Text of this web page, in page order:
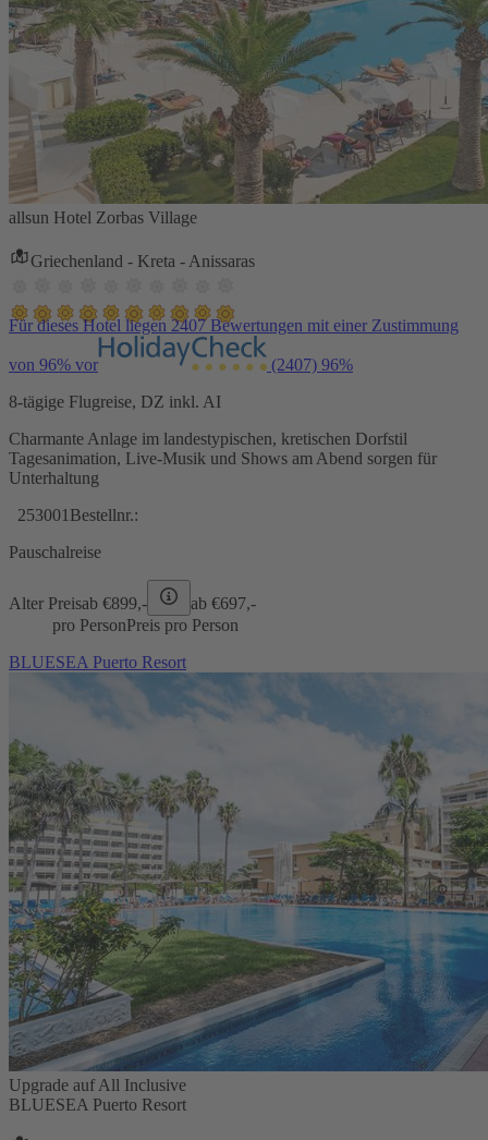
allsun Hotel Zorbas Village
Griechenland - Kreta - Anissaras
Für dieses Hotel liegen 2407 Bewertungen mit einer Zustimmung
von 96% vor (2407) 96%
8-tägige Flugreise, DZ inkl. AI
Charmante Anlage im landestypischen, kretischen Dorfstil
Tagesanimation, Live-Musik und Shows am Abend sorgen für
Unterhaltung
253001 Bestellnr.:
Pauschalreise
Alter Preisab €899,- ab €697,-
pro PersonPreis pro Person
BLUESEA Puerto Resort
Upgrade auf All Inclusive
BLUESEA Puerto Resort